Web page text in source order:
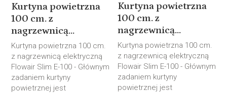
Kurtyna powietrzna
100 cm. z
nagrzewnicą...
Kurtyna powietrzna 100 cm.
z nagrzewnicą elektryczną
Flowair Slim E-100 - Głównym
zadaniem kurtyny
powietrznej jest
Kurtyna powietrzna
100 cm. z
nagrzewnicą...
Kurtyna powietrzna 100 cm.
z nagrzewnicą elektryczną
Flowair Slim E-100 - Głównym
zadaniem kurtyny
powietrznej jest